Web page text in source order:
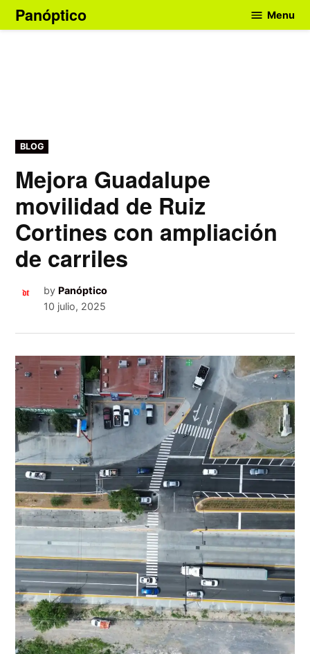
Skip
to
Panóptico Menu
POSTED
IN
BLOG
Mejora Guadalupe
movilidad de Ruiz
Cortines con ampliación
de carriles
by Panóptico
10 julio, 2025